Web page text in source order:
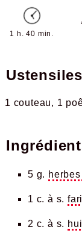
1 h. 40 min.
Ustensiles
1 couteau 1
5 g.
1 c. à s.
2 c. à s.